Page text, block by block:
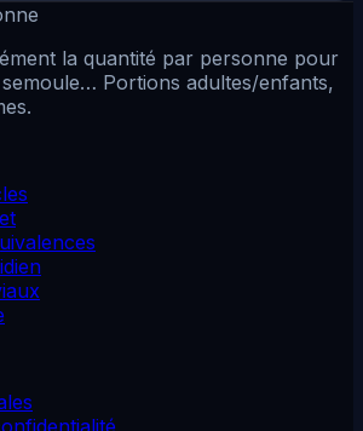
la quantité par personne pour
Portions adultes/enfants,